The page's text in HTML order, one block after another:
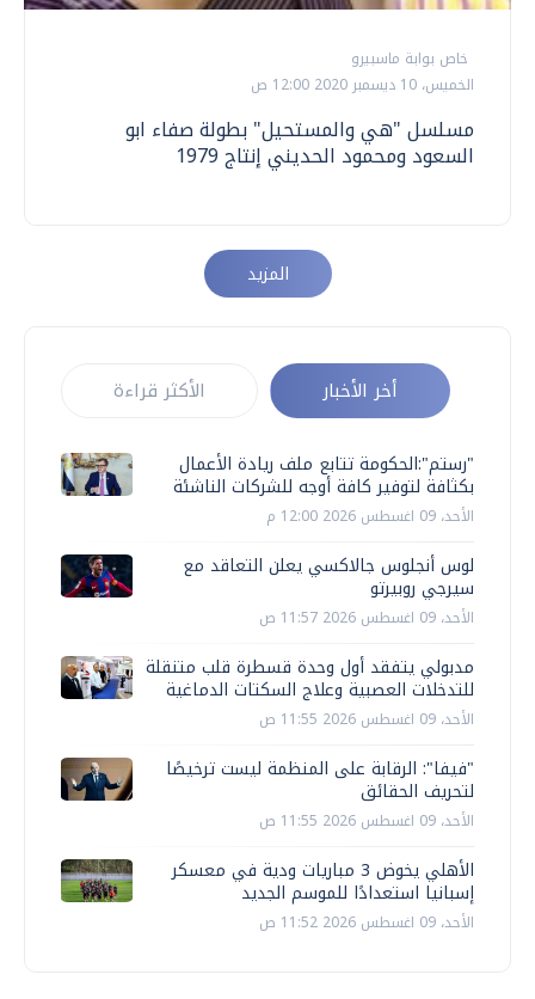
خاص بوابة ماسبيرو
الخميس، 10 ديسمبر 2020 12:00 ص
مسلسل "هي والمستحيل" بطولة صفاء ابو
السعود ومحمود الحديني إنتاج 1979
المزيد
أخر الأخبار الأكثر قراءة
"رستم":الحكومة تتابع ملف ريادة الأعمال
بكثافة لتوفير كافة أوجه للشركات الناشئة
الأحد، 09 اغسطس 2026 12:00 م
لوس أنجلوس جالاكسي يعلن التعاقد مع
سيرجي روبيرتو ‎
الأحد، 09 اغسطس 2026 11:57 ص
مدبولي يتفقد أول وحدة قسطرة قلب متنقلة
للتدخلات العصبية وعلاج السكتات الدماغية
الأحد، 09 اغسطس 2026 11:55 ص
"فيفا": الرقابة على المنظمة ليست ترخيصًا
لتحريف الحقائق
الأحد، 09 اغسطس 2026 11:55 ص
الأهلي يخوض 3 مباريات ودية في معسكر
إسبانيا استعدادًا للموسم الجديد
الأحد، 09 اغسطس 2026 11:52 ص